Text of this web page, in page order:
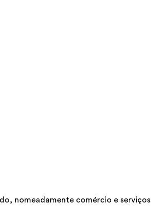
nomeadamente comércio e serviços